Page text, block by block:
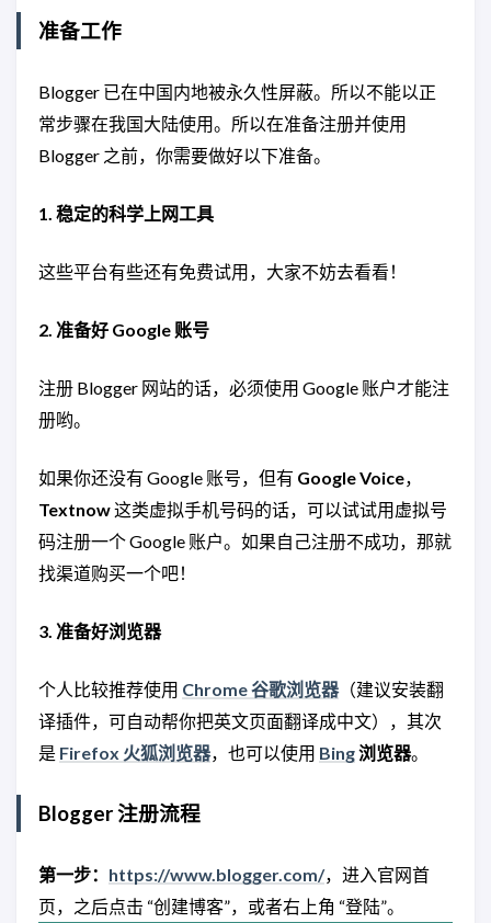
准备工作
Blogger 已在中国内地被永久性屏蔽。所以不能以正
常步骤在我国大陆使用。所以在准备注册并使用
Blogger 之前，你需要做好以下准备。
1. 稳定的科学上网工具
这些平台有些还有免费试用，大家不妨去看看！
2. 准备好 Google 账号
注册 Blogger 网站的话，必须使用 Google 账户才能注
册哟。
如果你还没有 Google 账号，但有 Google Voice，
Textnow这类虚拟手机号码的话，可以试试用虚拟号
码注册一个 Google 账户。如果自己注册不成功，那就
找渠道购买一个吧！
3. 准备好浏览器
个人比较推荐使用 Chrome 谷歌浏览器（建议安装翻
译插件，可自动帮你把英文页面翻译成中文），其次
是 Firefox 火狐浏览器，也可以使用 Bing浏览器。
Blogger 注册流程
第一步： https://www.blogger.com/，进入官网首
页，之后点击 “创建博客”，或者右上角 “登陆”。